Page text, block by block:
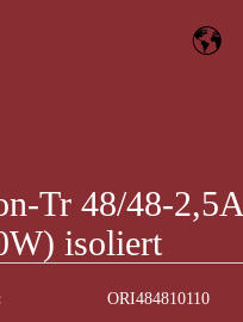
Tr 48/48-2,5A
isoliert
ORI484810110